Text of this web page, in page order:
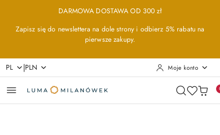
Przejdź do treści głównej
Przejdź do wyszukiwarki
Przejdź do moje konto
Przejdź do menu głównego
Przejdź do opisu produktu
Przejdź do stopkiDARMOWA DOSTAWA OD 300 zł
Zapisz się do newslettera na dole strony i odbierz 5% rabatu na
pierwsze zakupy.
PL |PLN Moje konto